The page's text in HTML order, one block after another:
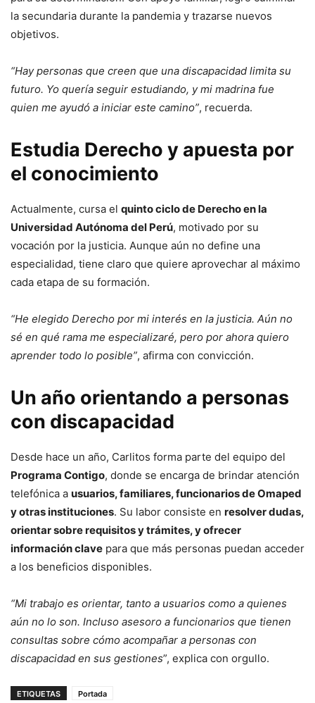
la secundaria durante la pandemia y trazarse nuevos
objetivos.
“Hay personas que creen que una discapacidad limita su
futuro. Yo quería seguir estudiando, y mi madrina fue
quien me ayudó a iniciar este camino”, recuerda.
Estudia Derecho y apuesta por
el conocimiento
Actualmente, cursa el quinto ciclo de Derecho en la
Universidad Autónoma del Perú, motivado por su
vocación por la justicia. Aunque aún no define una
especialidad, tiene claro que quiere aprovechar al máximo
cada etapa de su formación.
“He elegido Derecho por mi interés en la justicia. Aún no
sé en qué rama me especializaré, pero por ahora quiero
aprender todo lo posible”, afirma con convicción.
Un año orientando a personas
con discapacidad
Desde hace un año, Carlitos forma parte del equipo del
Programa Contigo, donde se encarga de brindar atención
telefónica a usuarios, familiares, funcionarios de Omaped
y otras instituciones. Su labor consiste en resolver dudas,
orientar sobre requisitos y trámites, y ofrecer
información clave para que más personas puedan acceder
a los beneficios disponibles.
“Mi trabajo es orientar, tanto a usuarios como a quienes
aún no lo son. Incluso asesoro a funcionarios que tienen
consultas sobre cómo acompañar a personas con
discapacidad en sus gestiones”, explica con orgullo.
ETIQUETAS Portada